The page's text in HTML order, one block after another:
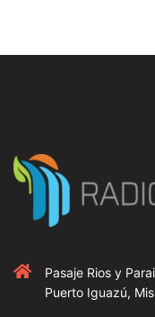
Pasaje Rios y
Puerto Iguazú,